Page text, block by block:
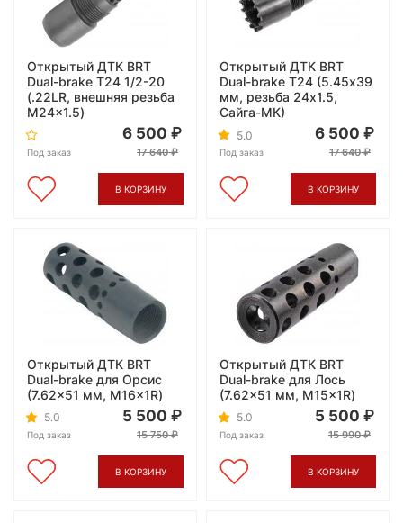
Открытый ДТК BRT
Dual-brake Т24 1/2-20
(.22LR, внешняя резьба
M24x1.5)
Под заказ
6 500
17 640
В КОРЗИНУ
Открытый ДТК BRT
Dual-brake Т24 (5.45х39
мм, резьба 24x1.5,
Сайга-МК)
5.0
Под заказ
6 500
17 640
В КОРЗИНУ
Открытый ДТК BRT
Dual-brake для Орсис
(7.62×51 мм, M16x1R)
5.0
Под заказ
5 500
15 750
В КОРЗИНУ
Открытый ДТК BRT
Dual-brake для Лось
(7.62×51 мм, M15x1R)
5.0
Под заказ
5 500
15 990
В КОРЗИНУ